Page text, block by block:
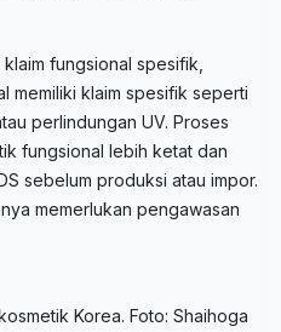
fungsional spesifik,
memiliki klaim spesifik seperti
perlindungan UV. Proses
fungsional lebih ketat dan
sebelum produksi atau impor.
memerlukan pengawasan
Korea. Foto: Shaihoga